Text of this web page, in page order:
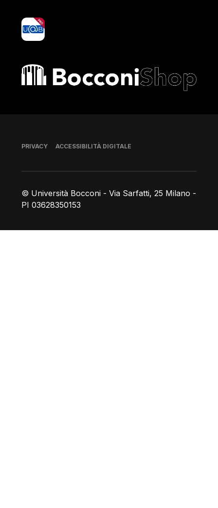
yoU@B
Bocconi shop
© Università Bocconi - Via Sarfatti, 25 Milano -
PI 03628350153
Piè di pagina
PRIVACY ACCESSIBILITÀ DIGITALE